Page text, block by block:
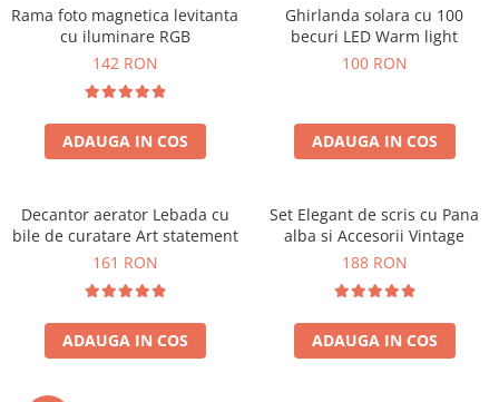
Cel ce are tot
Cadouri Nunta si Cununie civila
Rama foto magnetica levitanta
cu iluminare RGB
142 RON
ADAUGA IN COS
Ghirlanda solara cu 100
becuri LED Warm light
100 RON
ADAUGA IN COS
Decantor aerator Lebada cu
bile de curatare Art statement
161 RON
ADAUGA IN COS
Set Elegant de scris cu Pana
alba si Accesorii Vintage
188 RON
ADAUGA IN COS